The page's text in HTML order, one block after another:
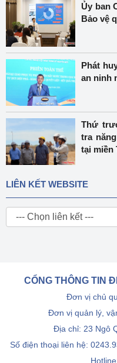
Ủy ban
Bảo vệ
Phát
an ninh
Thứ
tra
tại miền
LIÊN KẾT WEBSITE
CỔNG THÔNG TIN
Đơn vị chủ
Đơn vị quản lý,
Địa chỉ: 23 Ngô
Số điện thoại liên hệ: